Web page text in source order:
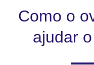
Como o
ajudar